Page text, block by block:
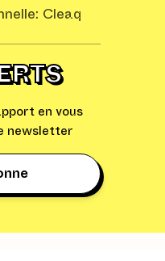
Cleaq
en vous
newsletter